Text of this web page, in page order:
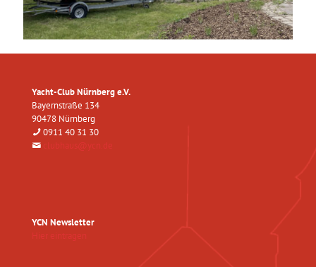
Yacht-Club Nürnberg e.V.
Bayernstraße 134
90478 Nürnberg
0911 40 31 30
clubhaus@ycn.de
YCN Newsletter
Hier eintragen